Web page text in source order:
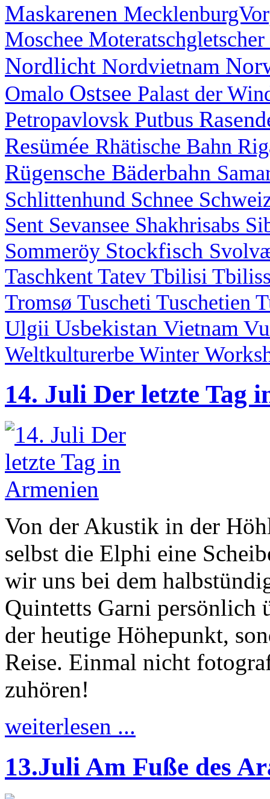
Maskarenen
Moschee Moteratschgletscher
Nordlicht Nordvietnam
Omalo Ostsee Palast der
Petropavlovsk Putbus
Resümée Rhätische Bahn
Rügensche Bäderbahn
Schlittenhund Schnee
Sent Sevansee Shakhrisabs
Sommeröy Stockfisch
Taschkent Tatev Tbilisi
Tromsø Tuscheti Tuschetien
Ulgii Usbekistan Vietnam
Weltkulturerbe Winter
14. Juli Der letzte Tag
Von der Akustik in der
selbst die Elphi eine
wir uns bei dem
Quintetts Garni persönlich
der heutige Höhepunkt,
Reise. Einmal nicht
zuhören!
weiterlesen ...
13.Juli Am Fuße des